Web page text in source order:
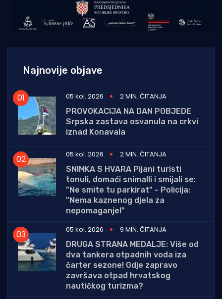
Najnovije objave
05 kol. 2026
2 MIN. ČITANJA
PROVOKACIJA NA DAN POBJEDE
Srpska zastava osvanula na crkvi
iznad Konavala
05 kol. 2026
2 MIN. ČITANJA
SNIMKA S HVARA Pijani turisti
tonuli, domaći snimalli i smijali se:
"Ne smite tu parkirat" - Policija:
"Nema kaznenog djela za
nepomaganje!"
05 kol. 2026
9 MIN. ČITANJA
DRUGA STRANA MEDALJE: Više od
dva tankera otpadnih voda iza
čarter sezone! Gdje zapravo
završava otpad hrvatskog
nautičkog turizma?